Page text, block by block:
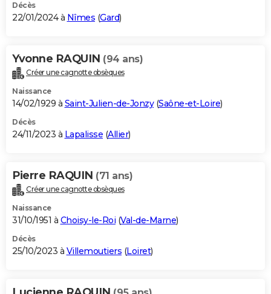
Décès
22/01/2024 à Nîmes (Gard)
Yvonne RAQUIN (94 ans)
Créer une cagnotte obsèques
Naissance
14/02/1929 à Saint-Julien-de-Jonzy(Saône-et-Loire)
Décès
24/11/2023 à Lapalisse (Allier)
Pierre RAQUIN (71 ans)
Créer une cagnotte obsèques
Naissance
31/10/1951 à Choisy-le-Roi (Val-de-Marne)
Décès
25/10/2023 à Villemoutiers (Loiret)